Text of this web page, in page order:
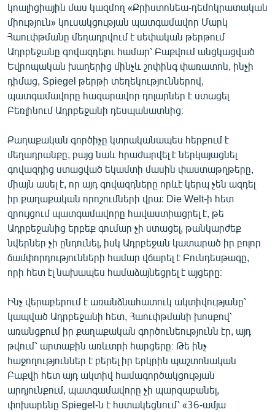
ՁԳՏԵԼՈՎ ԼԱՎԱԳՈՒՅՆԻՆ
ՓՈԴՔԱՍԹ
Հայերեն
English
Русский
ՀԵՏԵՎԵՔ ՄԵԶ
«Ազատության» բոլոր կայքերը
կոալիցիային մաս կազմող «Քրիստոնեա-դեմոկրատական
միություն» կուսակցության պատգամավոր Մարկ
Հաուփթմանը մեղադրվում է սեփական թերթում
Ադրբեջանը գովազդելու համար՝ Բաքվում անցկացված
Եվրոպական խաղերից մինչև շոփինգ փառատոն, ինչի
դիմաց, Spiegel թերթի տեղեկություններով,
պատգամավորը հազարավոր դոլարներ է ստացել
Բեռլինում Ադրբեջանի դեսպանատնից։
Քաղաքական գործիչը կտրականապես հերքում է
մեղադրանքը, բայց նաև հրաժարվել է ներկայացնել
գովազդից ստացված եկամտի մասին փաստաթղթերը,
միայն ասել է, որ այդ գովազդները որևէ կերպ չեն ազդել
իր քաղաքական որոշումների վրա: Die Welt-ի հետ
զրույցում պատգամավորը հավաստիացրել է, թե
Ադրբեջանից երբեք գումար չի ստացել, թանկարժեք
նվերներ չի ընդունել, իսկ Ադրբեջան կատարած իր բոլոր
ճամփորդությունների համար վճարել է Բունդեսթագը,
որի հետ էլ նախապես համաձայնեցրել է այցերը։
Ինչ վերաբերում է առանձնահատուկ ակտիվությանը՝
կապված Ադրբեջանի հետ, Հաուփթմանի խոսքով՝
առանցքում իր քաղաքական գործունեությունն էր, այդ
թվում՝ արտաքին առևտրի հարցերը։ Թե ինչ
հաջողություններ է բերել իր երկրին պաշտոնական
Բաքվի հետ այդ ակտիվ համագործակցության
արդյունքում, պատգամավորը չի պարզաբանել,
փոխարենը Spiegel-ն է հստակեցնում՝ «36-ամյա